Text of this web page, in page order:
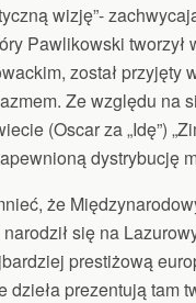
wizję”-
Pawlikowski tworzył
został przyjęty
Ze względu na
(Oscar za „Idę”)
dystrybucję
że
się na
prestiżową
dzieła prezentują tam